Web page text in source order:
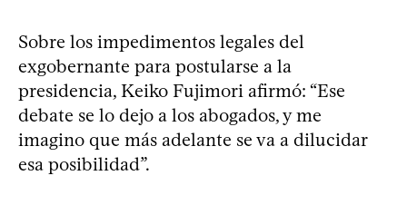
Sobre los impedimentos legales del
exgobernante para postularse a la
presidencia, Keiko Fujimori afirmó: “Ese
debate se lo dejo a los abogados, y me
imagino que más adelante se va a dilucidar
esa posibilidad”.